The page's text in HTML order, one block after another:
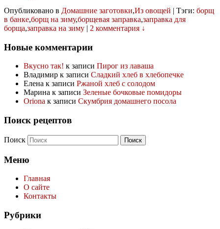
Опубликовано в Домашние заготовки,Из овощей | Тэги: борщ
в банке,борщ на зиму,борщевая заправка,заправка для
борща,заправка на зиму | 2 комментария ↓
Новые комментарии
Вкусно так! к записи Пирог из лаваша
Владимир к записи Сладкий хлеб в хлебопечке
Елена к записи Ржаной хлеб с солодом
Марина к записи Зеленые бочковые помидоры
Oriona к записи Скумбрия домашнего посола
Поиск рецептов
Поиск
Меню
Главная
О сайте
Контакты
Рубрики